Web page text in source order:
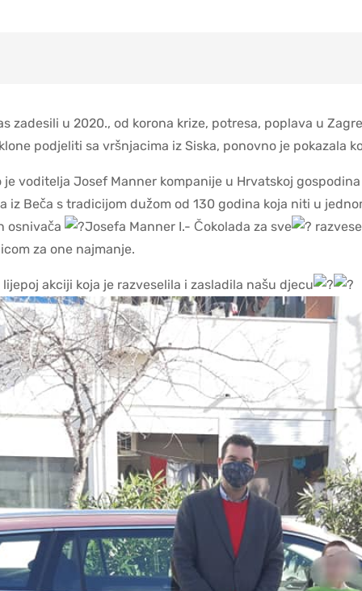
zadesili u 2020., od korona krize, potresa, poplava u
podjeliti sa vršnjacima iz Siska, ponovno je pokazala
voditelja Josef Manner kompanije u Hrvatskoj
iz Beča s tradicijom dužom od 130 godina koja niti u
osnivača
Josefa Manner I.- Čokolada za sve
za one najmanje.
akciji koja je razveselila i zasladila našu djecu